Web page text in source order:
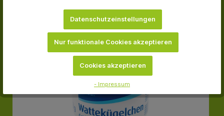
Datenschutzeinstellungen
Nur funktionale Cookies akzeptieren
Cookies akzeptieren
- Impressum